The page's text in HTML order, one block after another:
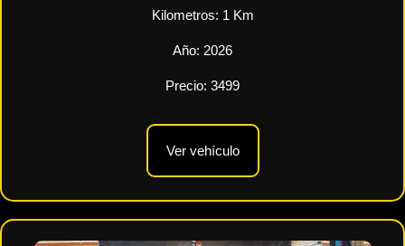
Kilometros: 1 Km
Año: 2026
Precio: 3499
Ver vehículo